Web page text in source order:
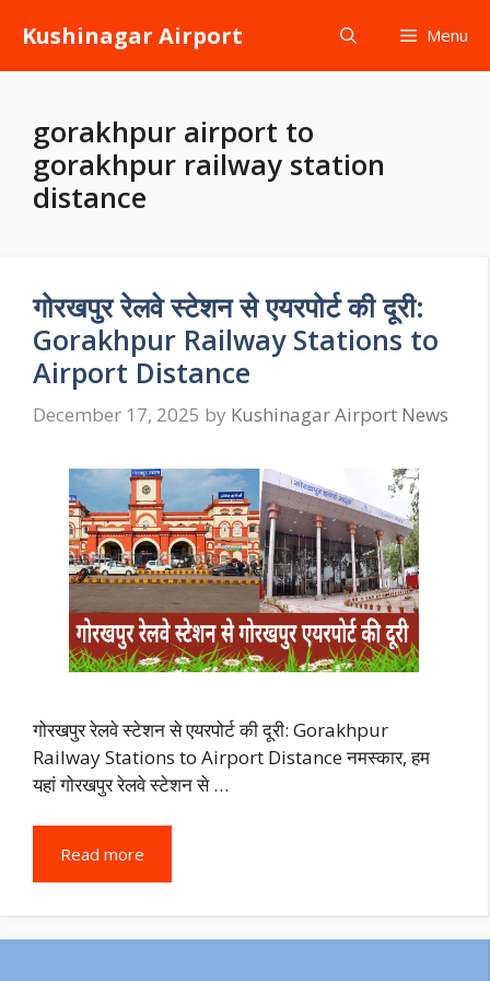
content
Kushinagar Airport Menu
gorakhpur airport to
gorakhpur railway station
distance
गोरखपुर रेलवे स्टेशन से एयरपोर्ट की दूरी:
Gorakhpur Railway Stations to
Airport Distance
December 17, 2025 by Kushinagar Airport News
गोरखपुर रेलवे स्टेशन से एयरपोर्ट की दूरी: Gorakhpur
Railway Stations to Airport Distance नमस्कार, हम
यहां गोरखपुर रेलवे स्टेशन से …
Read more